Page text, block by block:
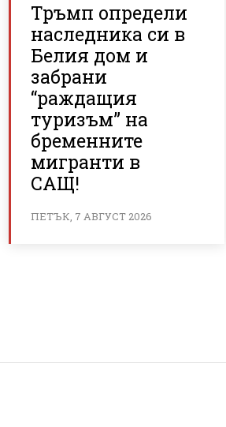
Тръмп определи
наследника си в
Белия дом и
забрани
“раждащия
туризъм” на
бременните
мигранти в
САЩ!
ПЕТЪК, 7 АВГУСТ 2026